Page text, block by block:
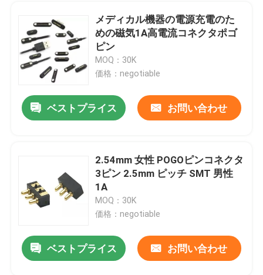
メディカル機器の電源充電のた
めの磁気1A高電流コネクタポゴ
ピン
MOQ：30K
価格：negotiable
ベストプライス お問い合わせ
2.54mm 女性 POGOピンコネクタ
3ピン 2.5mm ピッチ SMT 男性
1A
MOQ：30K
価格：negotiable
ベストプライス お問い合わせ